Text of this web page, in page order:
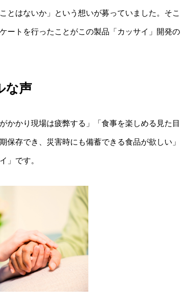
とはないか」という想いが募っていました。そこ
ートを行ったことがこの製品「カッサイ」開発の
な声
かかり現場は疲弊する」「食事を楽しめる見た目
保存でき、災害時にも備蓄できる食品が欲しい」
」です。